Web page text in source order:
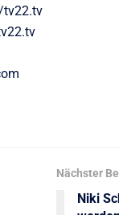
tv22.tv
Nächster
Niki